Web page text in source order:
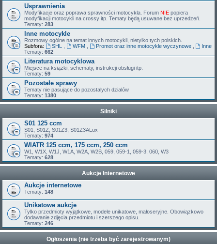
Usprawnienia
Modyfikacje oraz poprawa sprawności motocykla. Forum NIE popiera
modyfikacji motocykli na crossy itp. Tematy będą usuwane bez uprzedzeń.
Tematy: 283
Inne motocykle
Rozmowy ogólne na temat innych motocykli, nietylko tych polskich.
Subfora:
SHL WFM Promot oraz inne motocykle wyczynowe
Inne
Tematy: 662
Literatura motocyklowa
Miejsce na książki, schematy, instrukcji obsługi itp.
Tematy: 59
Pozostałe sprawy
Tematy nie pasujące do pozostalych dzialów
Tematy: 1380
Silniki
S01 125 ccm
S01, S01Z, S01Z3, S01Z3ALux
Tematy: 974
WIATR 125 ccm, 175 ccm, 250 ccm
W1, W1X, W1J, W1A, W2A, W2B, 059, 059-1, 059-3, 060, W3
Tematy: 628
Aukcje Internetowe
Aukcje internetowe
Tematy: 148
Unikatowe aukcje
Tylko przedmioty wyjątkowe, modele unikatowe, małoseryjne. Obowiązkowo
dodawanie zdjęcia przedmiotu i szerszego opisu.
Tematy: 246
Ogłoszenia (nie trzeba być zarejestrowanym)